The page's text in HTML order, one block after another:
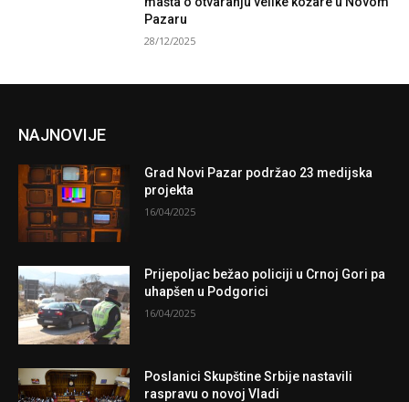
Pazaru
28/12/2025
NAJNOVIJE
Grad Novi Pazar podržao 23 medijska
projekta
16/04/2025
Prijepoljac bežao policiji u Crnoj Gori pa
uhapšen u Podgorici
16/04/2025
Poslanici Skupštine Srbije nastavili
raspravu o novoj Vladi